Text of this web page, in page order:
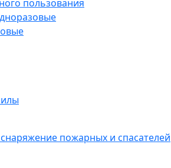
пользования
пожарных и спасателей